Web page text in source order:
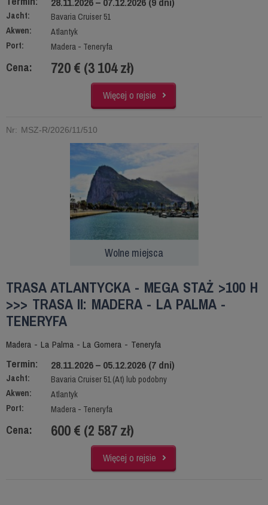
Jacht:
Bavaria Cruiser 51
Akwen:
Atlantyk
Port:
Madera - Teneryfa
Cena: 720 € (3 104 zł)
Więcej o rejsie
Nr: MSZ-R/2026/11/510
Wolne miejsca
TRASA ATLANTYCKA - MEGA STAŻ >100 H
>>> TRASA II: MADERA - LA PALMA -
TENERYFA
Madera - La Palma - La Gomera - Teneryfa
Termin: 28.11.2026 – 05.12.2026 (7 dni)
Jacht:
Bavaria Cruiser 51 (At) lub podobny
Akwen:
Atlantyk
Port:
Madera - Teneryfa
Cena: 600 € (2 587 zł)
Więcej o rejsie